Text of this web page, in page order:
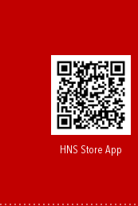
HNS Store App